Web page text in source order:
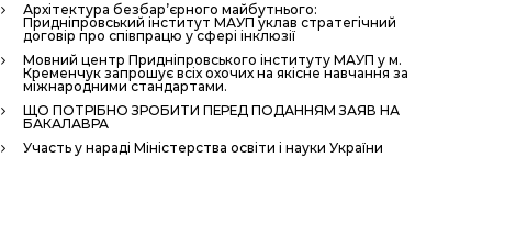
Архітектура безбар’єрного майбутнього:
Придніпровський інститут МАУП уклав стратегічний
договір про співпрацю у сфері інклюзії
Мовний центр Придніпровського інституту МАУП у м.
Кременчук запрошує всіх охочих на якісне навчання за
міжнародними стандартами.
ЩО ПОТРІБНО ЗРОБИТИ ПЕРЕД ПОДАННЯМ ЗАЯВ НА
БАКАЛАВРА
Участь у нараді Міністерства освіти і науки України